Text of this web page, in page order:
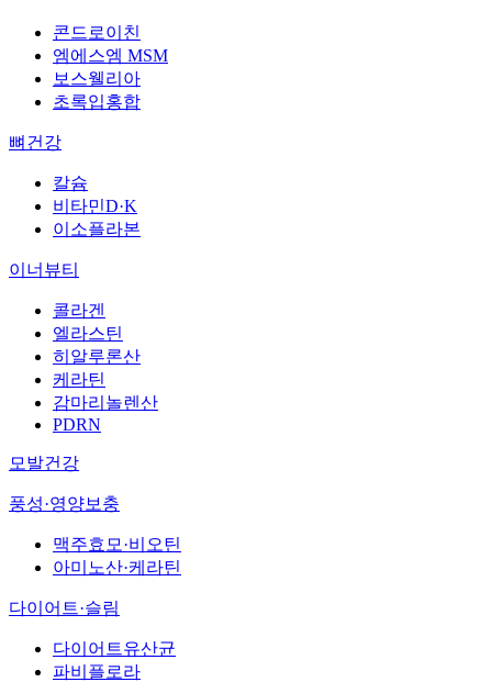
콘드로이친
엠에스엠 MSM
보스웰리아
초록입홍합
뼈건강
칼슘
비타민D·K
이소플라본
이너뷰티
콜라겐
엘라스틴
히알루론산
케라틴
감마리놀렌산
PDRN
모발건강
풍성·영양보충
맥주효모·비오틴
아미노산·케라틴
다이어트·슬림
다이어트유산균
파비플로라